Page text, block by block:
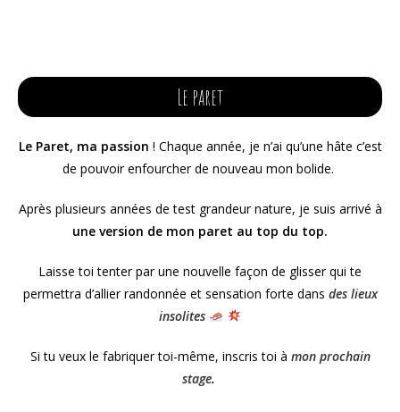
Le paret
Le Paret, ma passion ! Chaque année, je n’ai qu’une hâte c’est
de pouvoir enfourcher de nouveau mon bolide.
Après plusieurs années de test grandeur nature, je suis arrivé à
une version de mon paret au top du top.
Laisse toi tenter par une nouvelle façon de glisser qui te
permettra d’allier randonnée et sensation forte dans des lieux
insolites
Si tu veux le fabriquer toi-même, inscris toi à mon prochain
stage.